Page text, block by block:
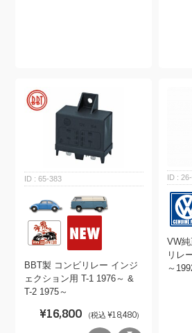
65-383
BBT製 コンビリレー インジ
ェクション用 T-1 1976～ &
T-2 1975～
¥16,800 （税込 ¥18,480）
VW
リレ
～